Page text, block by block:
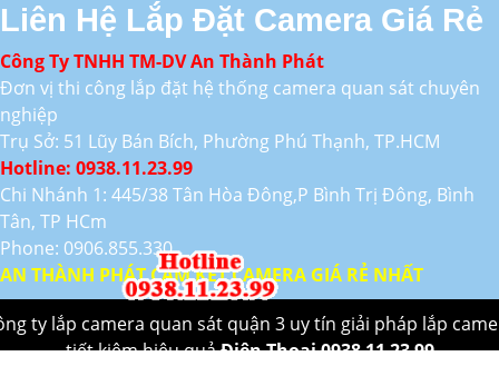
Liên Hệ Lắp Đặt Camera Giá Rẻ
Công Ty TNHH TM-DV An Thành Phát
Đơn vị thi công lắp đặt hệ thống camera quan sát chuyên
nghiệp
Trụ Sở: 51 Lũy Bán Bích, Phường Phú Thạnh, TP.HCM
Hotline: 0938.11.23.99
Chi Nhánh 1: 445/38 Tân Hòa Đông,P Bình Trị Đông, Bình
Tân, TP HCm
Phone: 0906.855.330
AN THÀNH PHÁT CAM KẾT CAMERA GIÁ RẺ NHẤT
ty lắp camera quan sát quận 3 uy tín giải pháp lắp
tiết kiệm hiệu quảĐiên Thoại 0938 11 23 99